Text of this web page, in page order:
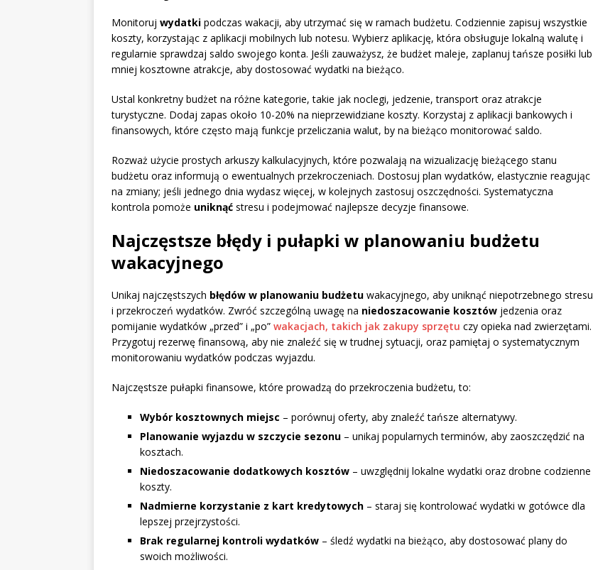
Monitoruj wydatki podczas wakacji, aby utrzymać się w ramach budżetu. Codziennie zapisuj wszystkie
koszty, korzystając z aplikacji mobilnych lub notesu. Wybierz aplikację, która obsługuje lokalną walutę i
regularnie sprawdzaj saldo swojego konta. Jeśli zauważysz, że budżet maleje, zaplanuj tańsze posiłki lub
mniej kosztowne atrakcje, aby dostosować wydatki na bieżąco.
Ustal konkretny budżet na różne kategorie, takie jak noclegi, jedzenie, transport oraz atrakcje
turystyczne. Dodaj zapas około 10-20% na nieprzewidziane koszty. Korzystaj z aplikacji bankowych i
finansowych, które często mają funkcje przeliczania walut, by na bieżąco monitorować saldo.
Rozważ użycie prostych arkuszy kalkulacyjnych, które pozwalają na wizualizację bieżącego stanu
budżetu oraz informują o ewentualnych przekroczeniach. Dostosuj plan wydatków, elastycznie reagując
na zmiany; jeśli jednego dnia wydasz więcej, w kolejnych zastosuj oszczędności. Systematyczna
kontrola pomoże uniknąć stresu i podejmować najlepsze decyzje finansowe.
Najczęstsze błędy i pułapki w planowaniu budżetu
wakacyjnego
Unikaj najczęstszych błędów w planowaniu budżetu wakacyjnego, aby uniknąć niepotrzebnego stresu
i przekroczeń wydatków. Zwróć szczególną uwagę na niedoszacowanie kosztów jedzenia oraz
pomijanie wydatków „przed” i „po” wakacjach, takich jak zakupy sprzętu czy opieka nad zwierzętami.
Przygotuj rezerwę finansową, aby nie znaleźć się w trudnej sytuacji, oraz pamiętaj o systematycznym
monitorowaniu wydatków podczas wyjazdu.
Najczęstsze pułapki finansowe, które prowadzą do przekroczenia budżetu, to:
Wybór kosztownych miejsc – porównuj oferty, aby znaleźć tańsze alternatywy.
Planowanie wyjazdu w szczycie sezonu – unikaj popularnych terminów, aby zaoszczędzić na
kosztach.
Niedoszacowanie dodatkowych kosztów – uwzględnij lokalne wydatki oraz drobne codzienne
koszty.
Nadmierne korzystanie z kart kredytowych – staraj się kontrolować wydatki w gotówce dla
lepszej przejrzystości.
Brak regularnej kontroli wydatków – śledź wydatki na bieżąco, aby dostosować plany do
swoich możliwości.